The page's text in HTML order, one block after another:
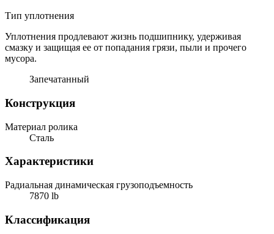
Тип уплотнения
Уплотнения продлевают жизнь подшипнику, удерживая
смазку и защищая ее от попадания грязи, пыли и прочего
мусора.
Запечатанный
Конструкция
Материал ролика
Сталь
Характеристики
Радиальная динамическая грузоподъемность
7870 lb
Классификация